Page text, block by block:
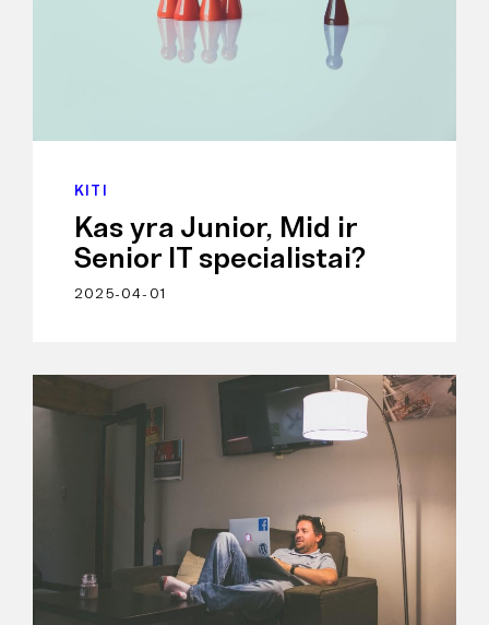
KITI
Kas yra Junior, Mid ir
Senior IT specialistai?
2025-04-01